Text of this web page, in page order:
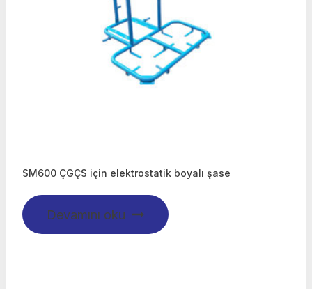
SM600 ÇGÇS için elektrostatik boyalı şase
Devamını oku